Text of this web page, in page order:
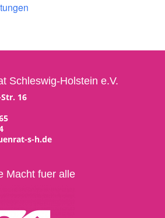
Schleswig-Holstein e.V.
16
s-h.de
Macht fuer alle